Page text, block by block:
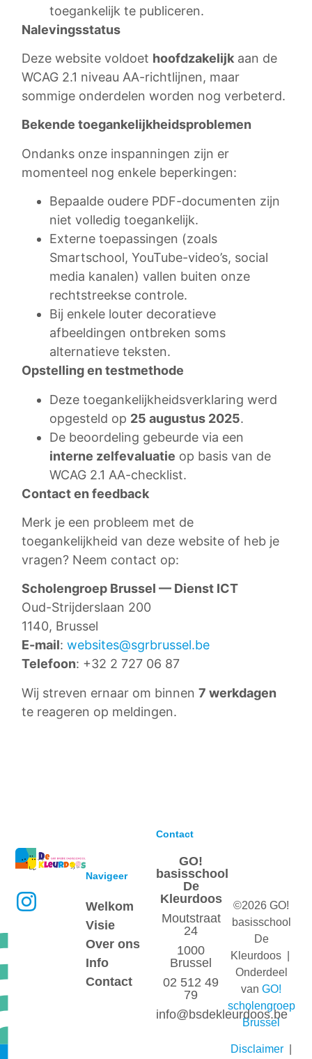
toegankelijk te publiceren.
Nalevingsstatus
Deze website voldoet hoofdzakelijk aan de
WCAG 2.1 niveau AA-richtlijnen, maar
sommige onderdelen worden nog verbeterd.
Bekende toegankelijkheidsproblemen
Ondanks onze inspanningen zijn er
momenteel nog enkele beperkingen:
Bepaalde oudere PDF-documenten zijn
niet volledig toegankelijk.
Externe toepassingen (zoals
Smartschool, YouTube-video’s, social
media kanalen) vallen buiten onze
rechtstreekse controle.
Bij enkele louter decoratieve
afbeeldingen ontbreken soms
alternatieve teksten.
Opstelling en testmethode
Deze toegankelijkheidsverklaring werd
opgesteld op 25 augustus 2025.
De beoordeling gebeurde via een
interne zelfevaluatie op basis van de
WCAG 2.1 AA-checklist.
Contact en feedback
Merk je een probleem met de
toegankelijkheid van deze website of heb je
vragen? Neem contact op:
Scholengroep Brussel — Dienst ICT
Oud-Strijderslaan 200
1140, Brussel
E-mail:websites@sgrbrussel.be
Telefoon: +32 2 727 06 87
Wij streven ernaar om binnen7 werkdagen
te reageren op meldingen.
Navigeer
Welkom
Visie
Over ons
Info
Contact
Contact
GO!
basisschool
De
Kleurdoos
Moutstraat
24
1000
Brussel
02 512 49
79
info@bsdekleurdoos.be
©2026 GO!
basisschool
De
Kleurdoos |
Onderdeel
vanGO!
scholengroep
Brussel
Disclaimer